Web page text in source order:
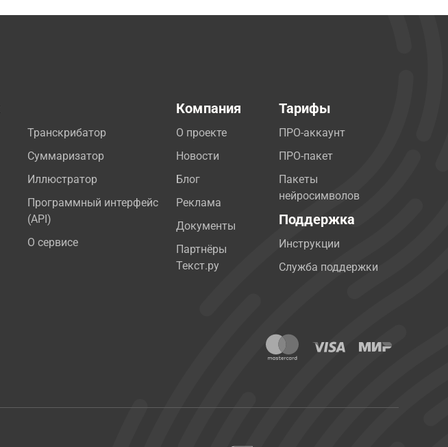
Транскрибатор
Суммаризатор
Иллюстратор
Программный интерфейс
(API)
О сервисе
Компания
О проекте
Новости
Блог
Реклама
Документы
Партнёры
Текст.ру
Тарифы
ПРО-аккаунт
ПРО-пакет
Пакеты
нейросимволов
Поддержка
Инструкции
Служба поддержки